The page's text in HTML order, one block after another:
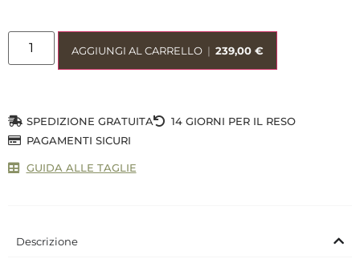
AGGIUNGI AL CARRELLO | 239,00€
SPEDIZIONE GRATUITA
14 GIORNI PER IL RESO
PAGAMENTI SICURI
GUIDA ALLE TAGLIE
Descrizione